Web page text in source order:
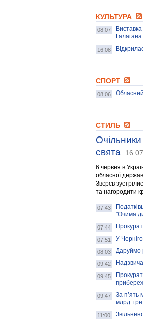
КУЛЬТУРА
08:07
Галагана
16:08
СПОРТ
08:06
СТИЛЬ
свята
16:07
6 червня в
обласної
Звєрєв
та нагородити
07:43
"Очима
07:44
07:51 У
08:03 Даруймо
09:42
09:45
09:47
За п’ять
млрд.
11:00